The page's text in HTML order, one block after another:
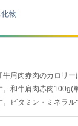
物
牛肩肉赤肉のカロリ
。和牛肩肉赤肉100g(
。ビタミン・ミネラル